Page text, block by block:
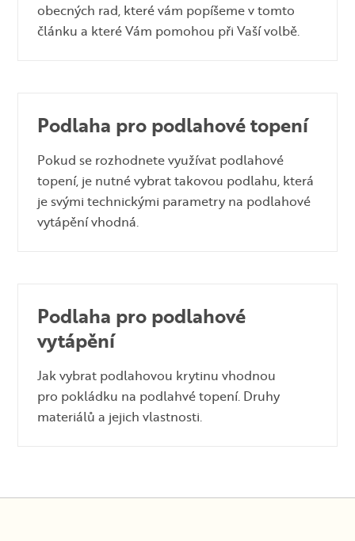
obecných rad, které vám popíšeme v tomto
článku a které Vám pomohou při Vaší volbě.
Podlaha pro podlahové topení
Pokud se rozhodnete využívat podlahové
topení, je nutné vybrat takovou podlahu, která
je svými technickými parametry na podlahové
vytápění vhodná.
Podlaha pro podlahové
vytápění
Jak vybrat podlahovou krytinu vhodnou
pro pokládku na podlahvé topení. Druhy
materiálů a jejich vlastnosti.